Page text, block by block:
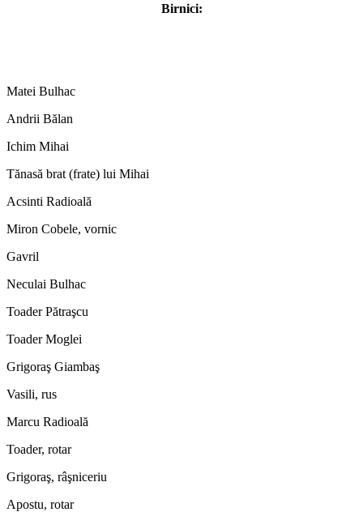
Birnici:
Matei Bulhac
Andrii Bălan
Ichim Mihai
Tănasă brat (frate) lui Mihai
Acsinti Radioală
Miron Cobele, vornic
Gavril
Neculai Bulhac
Toader Pătraşcu
Toader Moglei
Grigoraş Giambaş
Vasili, rus
Marcu Radioală
Toader, rotar
Grigoraş, râşniceriu
Apostu, rotar